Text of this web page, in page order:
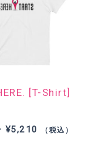
[T-Shirt]
¥5,210 価（税込）